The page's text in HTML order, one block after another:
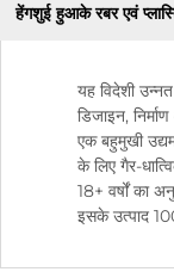
हेंगशुई हुआके रबर एवं
यह विदेशी
डिजाइन,
एक बहुमुखी
के लिए गैर-
18+ वर्षों का
इसके उत्पाद